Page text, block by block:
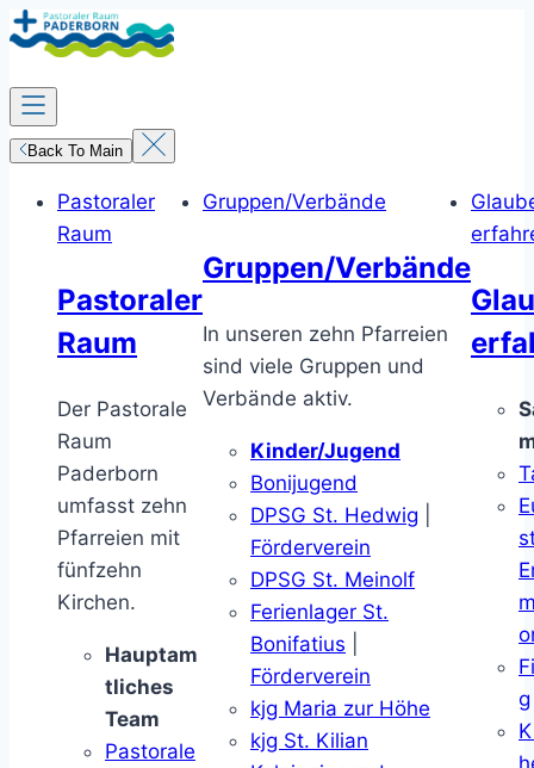
Zum
Inhalt
springen
Back To Main
Pastoraler
Raum
Pastoraler
Raum
Der Pastorale
Raum
Paderborn
umfasst zehn
Pfarreien mit
fünfzehn
Kirchen.
Hauptam
tliches
Team
Pastorale
Gruppen/Verbände
Gruppen/Verbände
In unseren zehn Pfarreien
sind viele Gruppen und
Verbände aktiv.
Kinder/Jugend
Bonijugend
DPSG St. Hedwig
Förderverein
DPSG St. Meinolf
Ferienlager St.
Bonifatius
Förderverein
kjg Maria zur Höhe
kjg St. Kilian
g